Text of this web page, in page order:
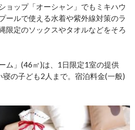
ョップ「オーシャン」でもミキハウ
ールで使える水着や紫外線対策のラ
限定のソックスやタオルなどをそろ
ム」(46㎡)は、1日限定1室の提供
の子ども2人まで。宿泊料金(一般)